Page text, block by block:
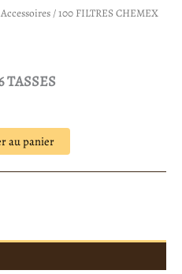
Accessoires / 100 FILTRES CHEMEX
TASSES
au panier